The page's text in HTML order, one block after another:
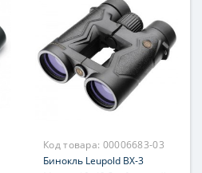
Код товара: 00006683-03
Бинокль Leupold BX-3